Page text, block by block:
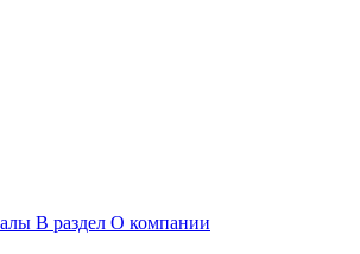
В раздел О компании